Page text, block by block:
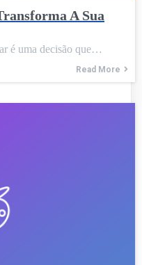
A Sua
é uma decisão que…
Read More